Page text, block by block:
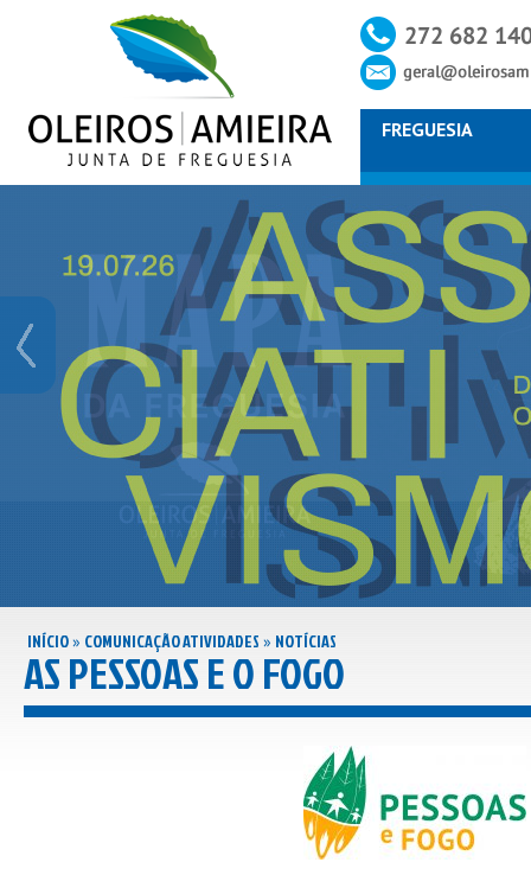
FREGUESIA
INÍCIO» COMUNICAÇÃO ATIVIDADES » NOTÍCIAS
AS PESSOAS E O FOGO